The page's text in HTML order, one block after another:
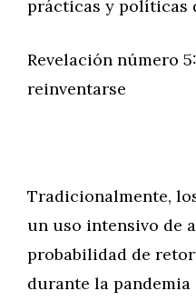
prácticas y políticas
Revelación número
reinventarse
Tradicionalmente,
un uso intensivo de
probabilidad de
durante la